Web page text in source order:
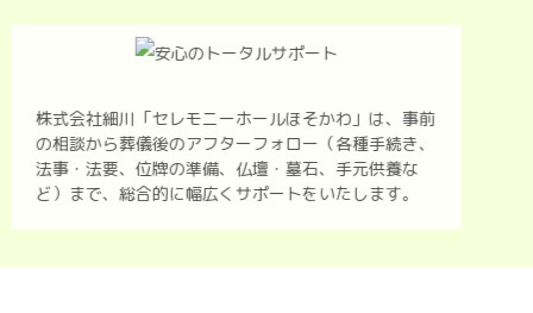
株式会社細川「セレモニーホールほそかわ」は、事前
の相談から葬儀後のアフターフォロー（各種手続き、
法事・法要、位牌の準備、仏壇・墓石、手元供養な
ど）まで、総合的に幅広くサポートをいたします。